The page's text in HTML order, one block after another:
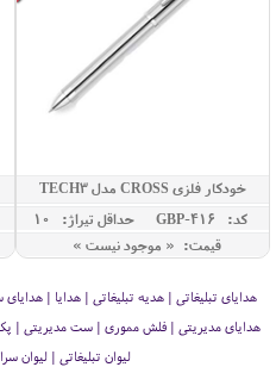
خودکار فلزی CROSS مدل TECH3
کد: GBP-416
حداقل تيراژ: 10
قیمت: « موجود نیست »
هدایای تبلیغاتی | هدیه تبلیغاتی | هدایا |
هدایای مدیریتی | فلش مموری | ست مدیریتی |
لیوان تبلیغاتی | لیوان